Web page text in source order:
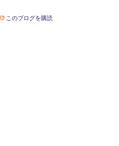
このブログを購読